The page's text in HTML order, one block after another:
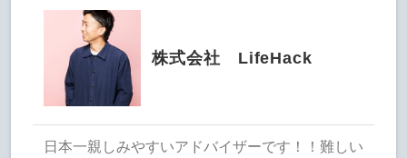
株式会社 LifeHack
日本一親しみやすいアドバイザーです！！難しい